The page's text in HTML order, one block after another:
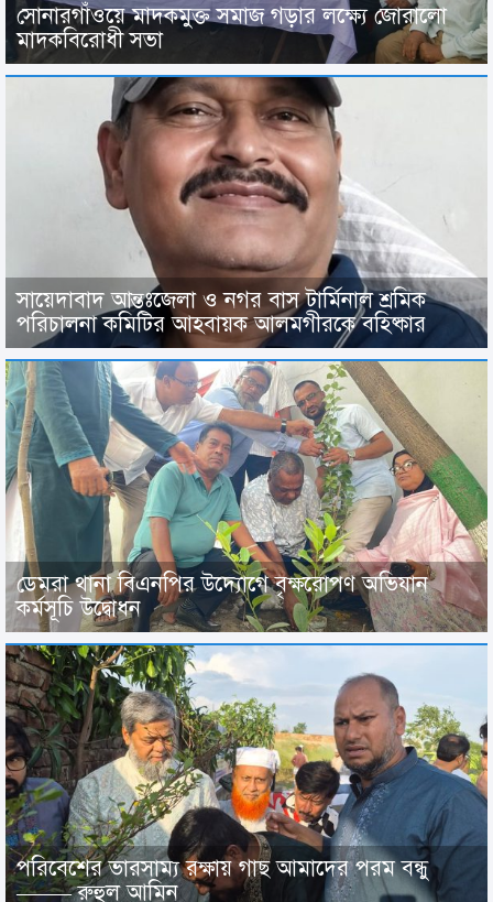
সোনারগাঁওয়ে মাদকমুক্ত সমাজ গড়ার লক্ষ্যে জোরালো
মাদকবিরোধী সভা
সায়েদাবাদ আন্তঃজেলা ও নগর বাস টার্মিনাল শ্রমিক
পরিচালনা কমিটির আহবায়ক আলমগীরকে বহিষ্কার
ডেমরা থানা বিএনপির উদ্যোগে বৃক্ষরোপণ অভিযান
কর্মসূচি উদ্বোধন
পরিবেশের ভারসাম্য রক্ষায় গাছ আমাদের পরম বন্ধু
——– রুহুল আমিন